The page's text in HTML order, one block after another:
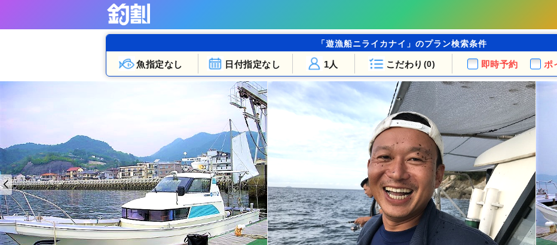
「遊漁船ニライカナイ」のプラン検索条件
魚指定なし 日付指定なし こだわり (0)
1人 即時予約 ポ